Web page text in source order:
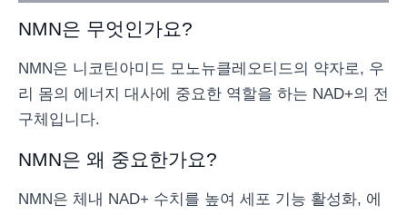
NMN은 무엇인가요?
NMN은 니코틴아미드 모노뉴클레오티드의 약자로, 우
리 몸의 에너지 대사에 중요한 역할을 하는 NAD+의 전
구체입니다.
NMN은 왜 중요한가요?
NMN은 체내 NAD+ 수치를 높여 세포 기능 활성화, 에